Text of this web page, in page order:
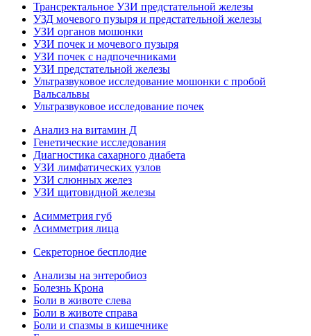
Трансректальное УЗИ предстательной железы
УЗД мочевого пузыря и предстательной железы
УЗИ органов мошонки
УЗИ почек и мочевого пузыря
УЗИ почек с надпочечниками
УЗИ предстательной железы
Ультразвуковое исследование мошонки с пробой
Вальсальвы
Ультразвуковое исследование почек
Анализ на витамин Д
Генетические исследования
Диагностика сахарного диабета
УЗИ лимфатических узлов
УЗИ слюнных желез
УЗИ щитовидной железы
Асимметрия губ
Асимметрия лица
Секреторное бесплодие
Анализы на энтеробиоз
Болезнь Крона
Боли в животе слева
Боли в животе справа
Боли и спазмы в кишечнике